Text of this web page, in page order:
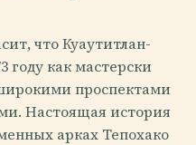
что Куаутитлан-
году как мастерски
проспектами
Настоящая история
арках Тепохако